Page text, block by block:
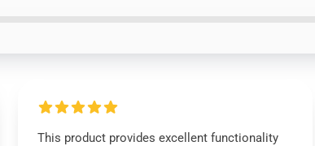
This product provides excellent functionality